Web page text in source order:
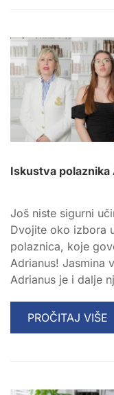
ZA
KARIJERU
U
BEAUTY
INDUSTRIJI
2026.
Iskustva polaznika
Još niste sigurni
Dvojite oko izbora
polaznica, koje
Adrianus! Jasmina
Adrianus je i dalje
READ
MORE
PROČITAJ VIŠE